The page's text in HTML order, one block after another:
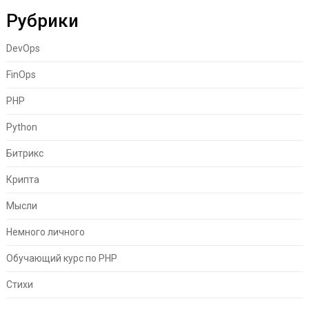
Рубрики
DevOps
FinOps
PHP
Python
Битрикс
Крипта
Мысли
Немного личного
Обучающий курс по PHP
Стихи